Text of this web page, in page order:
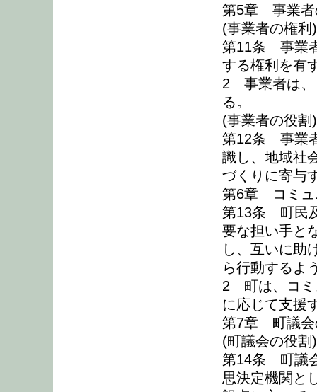
第5章 事業者
(事業者の権利)
第11条 事業
する権利を有
2 事業者は、
る。
(事業者の役割)
第12条 事業
識し、地域社
づくりに寄与
第6章 コミュ
第13条 町民
要な担い手と
し、互いに助
ら行動するよ
2 町は、コミ
に応じて支援
第7章 町議会
(町議会の役割)
第14条 町議
思決定機関と